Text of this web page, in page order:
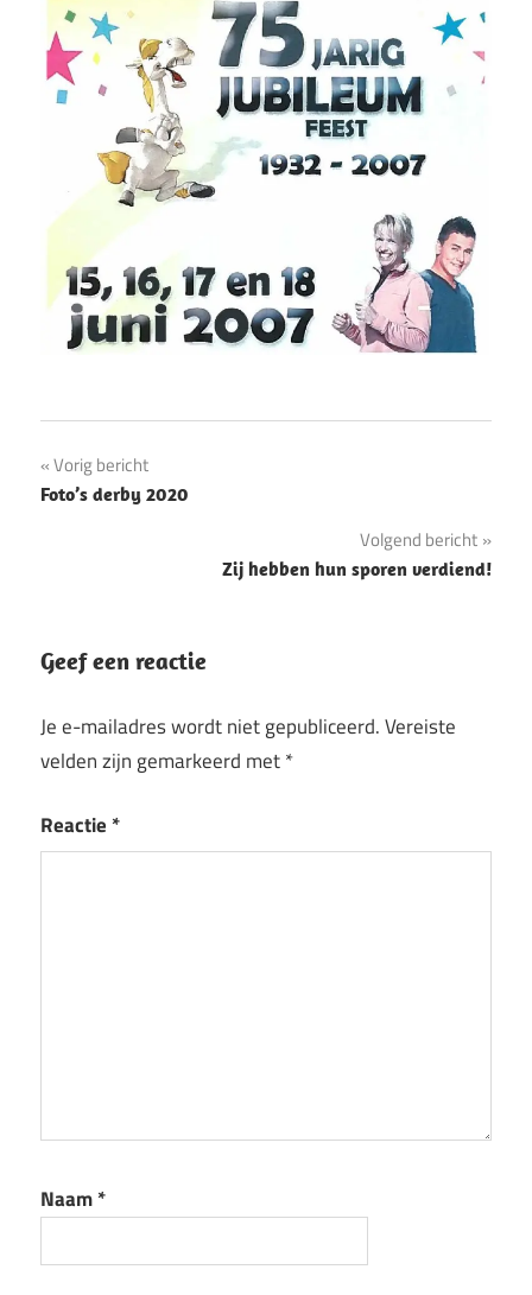
Bericht
navigatie
Vorig bericht
Foto’s derby 2020
Volgend bericht
Zij hebben hun sporen verdiend!
Geef een reactie
Je e-mailadres wordt niet gepubliceerd.Vereiste
velden zijn gemarkeerd met*
Reactie *
Naam*